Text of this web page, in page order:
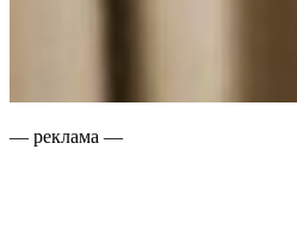
— реклама —